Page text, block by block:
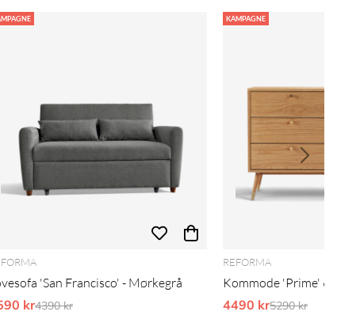
'San Francisco' - Mørkegrå
krOrdinarie pris:
4390 kr
KAMPAGNE
REFORMA
Kommode 'Prime' 6
4490 krOrdinarie
5290 kr